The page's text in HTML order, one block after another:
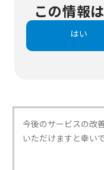
この情報
はい